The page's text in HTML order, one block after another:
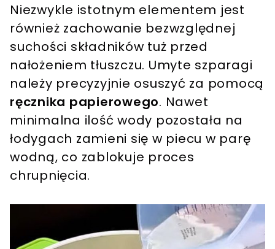
Niezwykle istotnym elementem jest
również zachowanie bezwzględnej
suchości składników tuż przed
nałożeniem tłuszczu. Umyte szparagi
należy precyzyjnie osuszyć za pomocą
ręcznika papierowego. Nawet
minimalna ilość wody pozostała na
łodygach zamieni się w piecu w parę
wodną, co zablokuje proces
chrupnięcia.